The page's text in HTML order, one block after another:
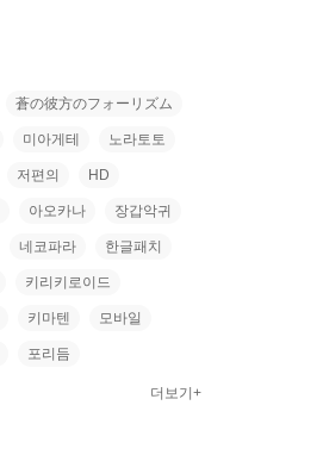
蒼の彼方のフォーリズム
미아게테 노라토토
저편의 HD
아오카나 장갑악귀
네코파라 한글패치
키리키로이드
키마텐 모바일
포리듬
더보기+